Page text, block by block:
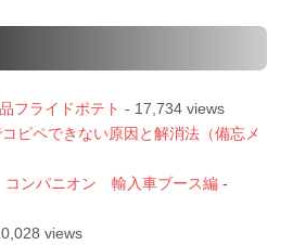
フライドポテト - 17,734 views
ピペできない原因と解消法（備忘メ
ンパニオン 輸入車ブース編 -
views